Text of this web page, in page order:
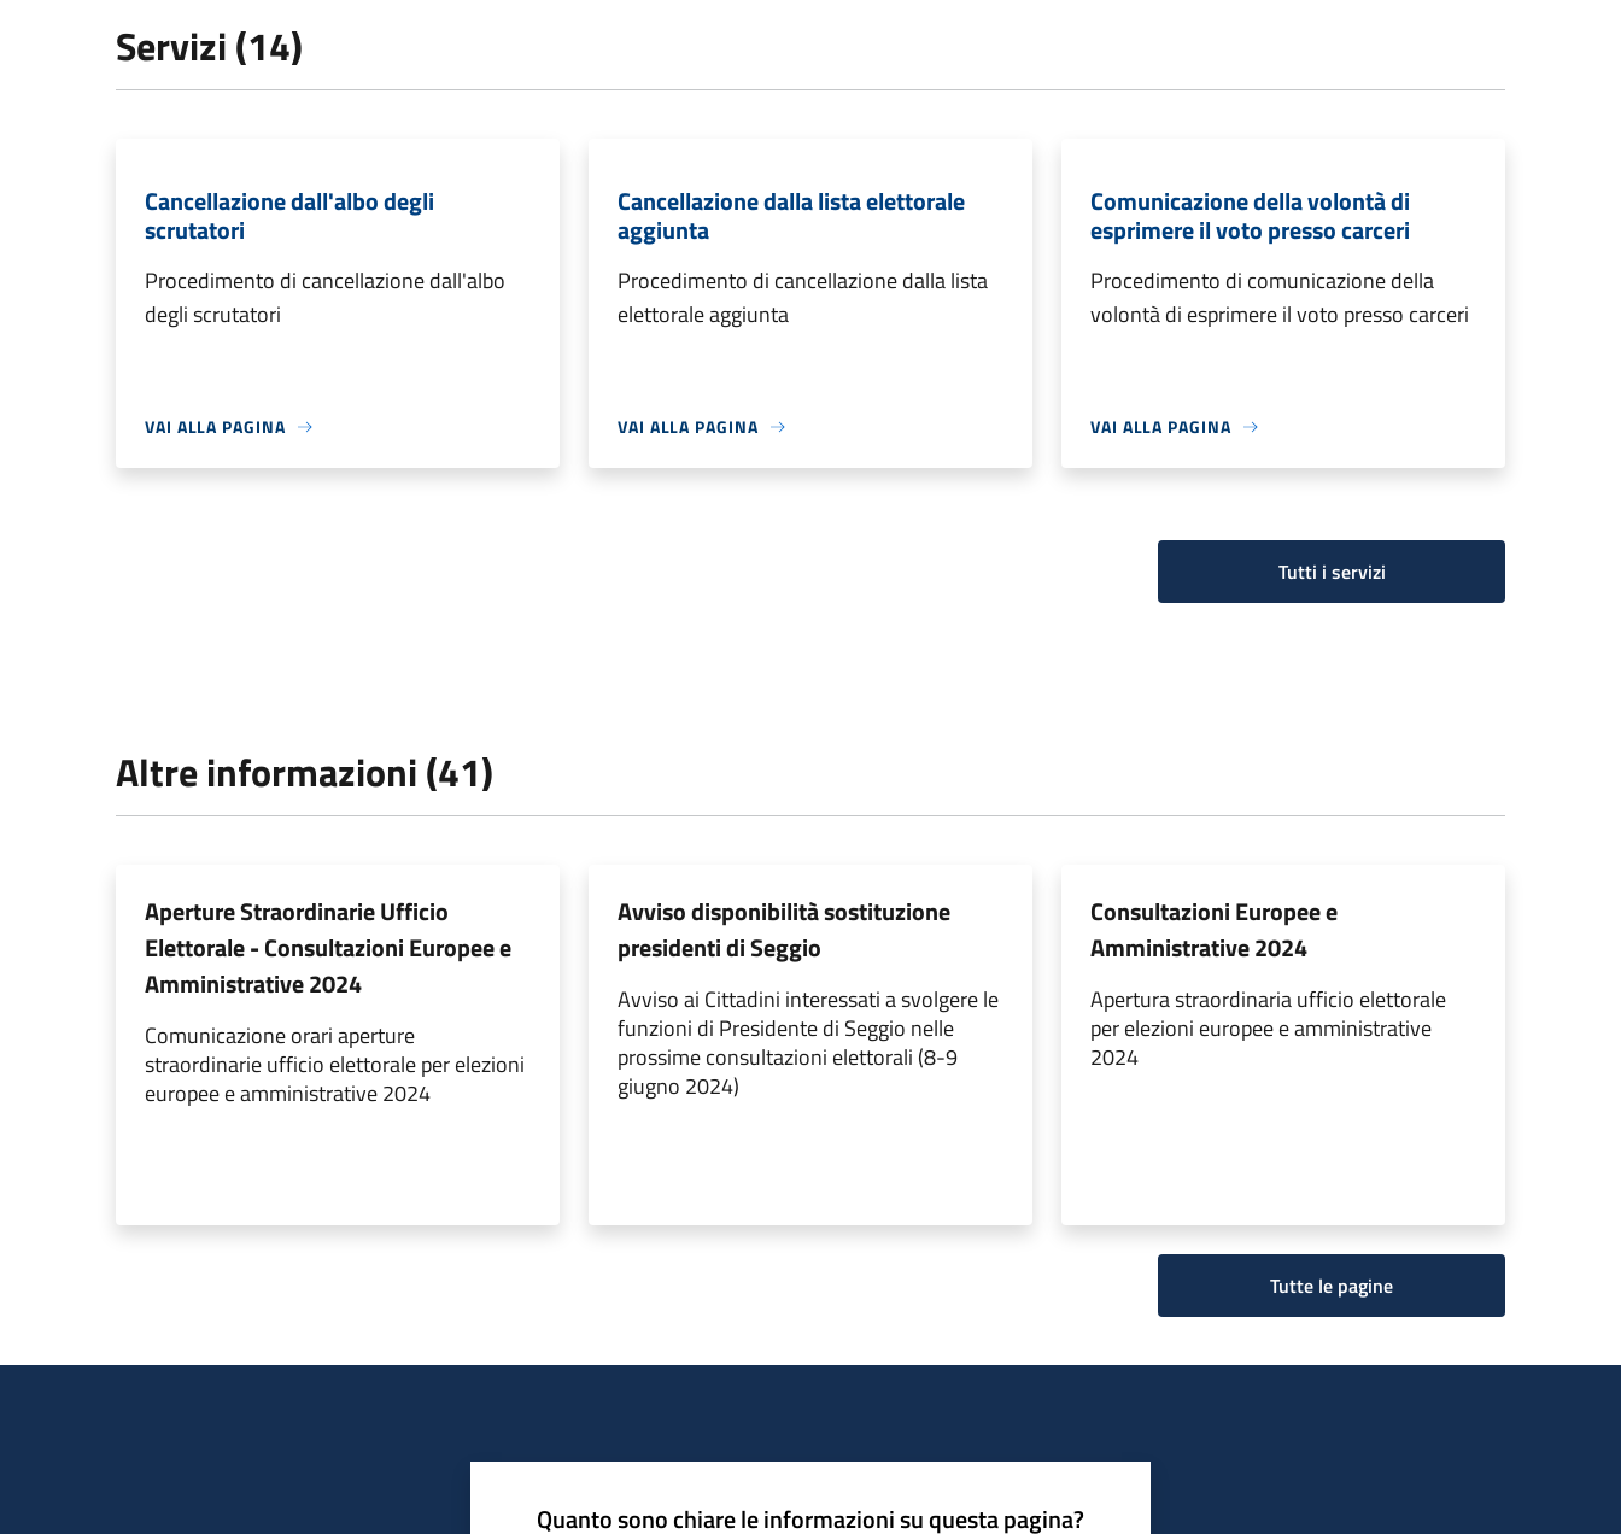
Servizi (14)
Cancellazione dall'albo degli
scrutatori
Procedimento di cancellazione dall'albo
degli scrutatori
VAI ALLA PAGINA
Cancellazione dalla lista elettorale
aggiunta
Procedimento di cancellazione dalla lista
elettorale aggiunta
VAI ALLA PAGINA
Comunicazione della volontà di
esprimere il voto presso carceri
Procedimento di comunicazione della
volontà di esprimere il voto presso carceri
VAI ALLA PAGINA
Tutti i servizi
Altre informazioni (41)
Aperture Straordinarie Ufficio
Elettorale - Consultazioni Europee e
Amministrative 2024
Comunicazione orari aperture
straordinarie ufficio elettorale per elezioni
europee e amministrative 2024
Avviso disponibilità sostituzione
presidenti di Seggio
Avviso ai Cittadini interessati a svolgere le
funzioni di Presidente di Seggio nelle
prossime consultazioni elettorali (8-9
giugno 2024)
Consultazioni Europee e
Amministrative 2024
Apertura straordinaria ufficio elettorale
per elezioni europee e amministrative
2024
Tutte le pagine
Quanto sono chiare le informazioni su questa pagina?